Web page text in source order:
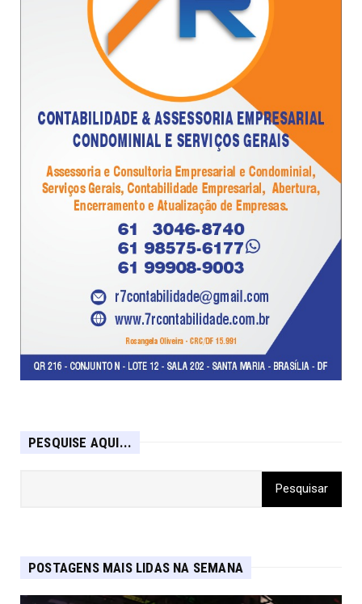
PESQUISE AQUI...
POSTAGENS MAIS LIDAS NA SEMANA